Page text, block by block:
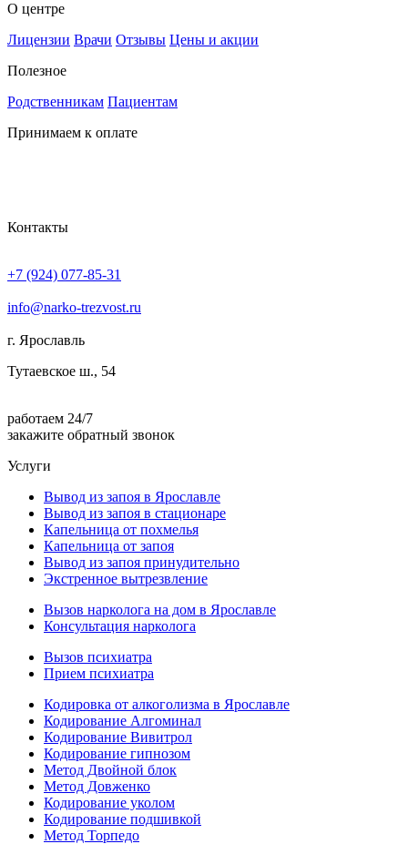
О центре
Лицензии Врачи Отзывы Цены и акции
Полезное
Родственникам Пациентам
Принимаем к оплате
Контакты
+7 (924) 077-85-31
info@narko-trezvost.ru
г. Ярославль
Тутаевское ш., 54
работаем 24/7
закажите обратный звонок
Услуги
Вывод из запоя в Ярославле
Вывод из запоя в стационаре
Капельница от похмелья
Капельница от запоя
Вывод из запоя принудительно
Экстренное вытрезвление
Вызов нарколога на дом в Ярославле
Консультация нарколога
Вызов психиатра
Прием психиатра
Кодировка от алкоголизма в Ярославле
Кодирование Алгоминал
Кодирование Вивитрол
Кодирование гипнозом
Метод Двойной блок
Метод Довженко
Кодирование уколом
Кодирование подшивкой
Метод Торпедо